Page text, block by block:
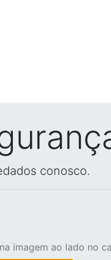
conosco.
imagem ao lado no